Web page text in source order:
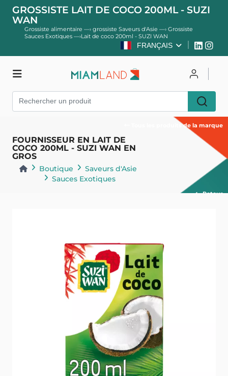
GROSSISTE LAIT DE COCO 200ML - SUZI
WAN
Grossiste alimentaire —› grossiste Saveurs d'Asie —› Grossiste
Sauces Exotiques —›Lait de coco 200ml - SUZI WAN
FRANÇAIS
FOURNISSEUR EN LAIT DE
COCO 200ML - SUZI WAN EN
GROS
Boutique
Saveurs d'Asie
Sauces Exotiques
Tous les produits de la marque
Retour
Boutique Se connecter